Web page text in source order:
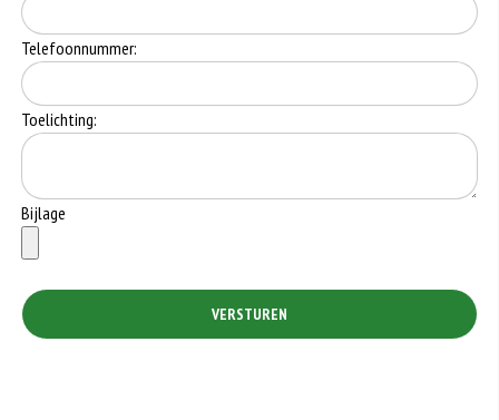
Telefoonnummer:
Toelichting:
Bijlage